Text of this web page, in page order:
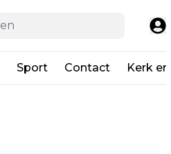
Sport Contact Kerk